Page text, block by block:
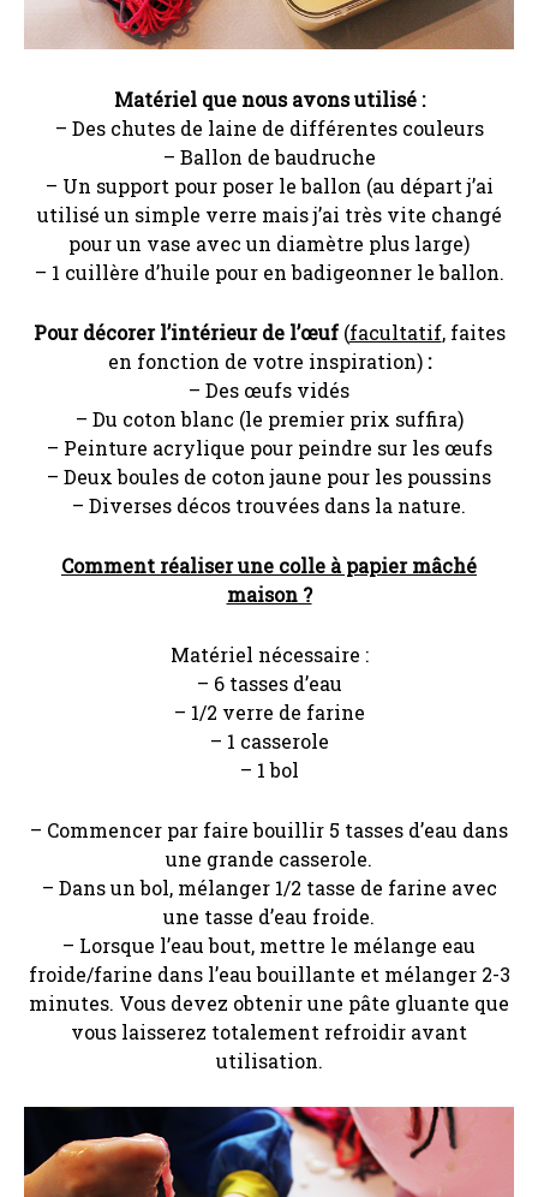
Matériel que nous avons utilisé :
– Des chutes de laine de différentes couleurs
– Ballon de baudruche
– Un support pour poser le ballon (au départ j’ai
utilisé un simple verre mais j’ai très vite changé
pour un vase avec un diamètre plus large)
– 1 cuillère d’huile pour en badigeonner le ballon.
Pour décorer l’intérieur de l’œuf(facultatif, faites
en fonction de votre inspiration):
– Des œufs vidés
– Du coton blanc (le premier prix suffira)
– Peinture acrylique pour peindre sur les œufs
– Deux boules de coton jaune pour les poussins
– Diverses décos trouvées dans la nature.
Comment réaliser une colle à papier mâché
maison ?
Matériel nécessaire :
– 6 tasses d’eau
– 1/2 verre de farine
– 1 casserole
– 1 bol
– Commencer par faire bouillir 5 tasses d’eau dans
une grande casserole.
– Dans un bol, mélanger 1/2 tasse de farine avec
une tasse d’eau froide.
– Lorsque l’eau bout, mettre le mélange eau
froide/farine dans l’eau bouillante et mélanger 2-3
minutes. Vous devez obtenir une pâte gluante que
vous laisserez totalement refroidir avant
utilisation.